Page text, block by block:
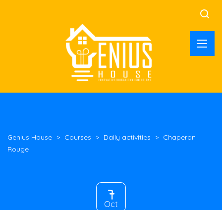
Genius House > Courses > Daily activities > Chaperon
Rouge
7
Oct